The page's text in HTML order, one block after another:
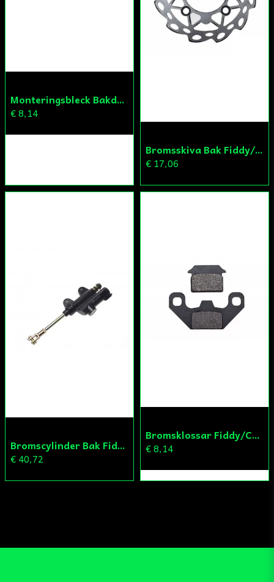
Monteringsbleck Bakdrev Fiddy/Cross
€ 8,14
Bromsskiva Bak Fiddy/Cross
€ 17,06
Bromscylinder Bak Fiddy/Cross
€ 40,72
Bromsklossar Fiddy/Cross
€ 8,14